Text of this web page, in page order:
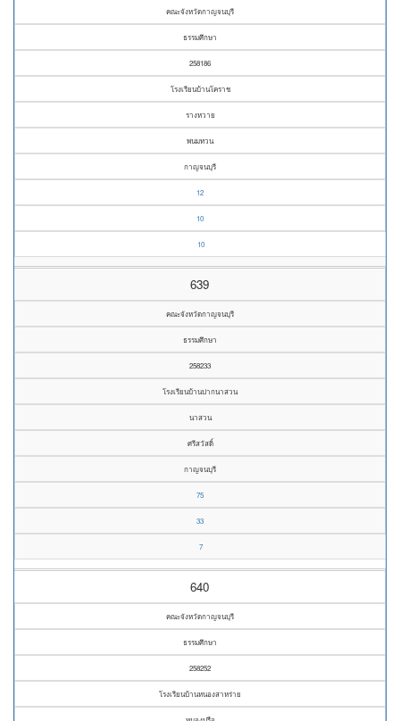
คณะจังหวัดกาญจนบุรี
ธรรมศึกษา
258186
โรงเรียนบ้านโคราช
รางหวาย
พนมทวน
กาญจนบุรี
12
10
10
639
คณะจังหวัดกาญจนบุรี
ธรรมศึกษา
258233
โรงเรียนบ้านปากนาสวน
นาสวน
ศรีสวัสดิ์
กาญจนบุรี
75
33
7
640
คณะจังหวัดกาญจนบุรี
ธรรมศึกษา
258252
โรงเรียนบ้านหนองสาหร่าย